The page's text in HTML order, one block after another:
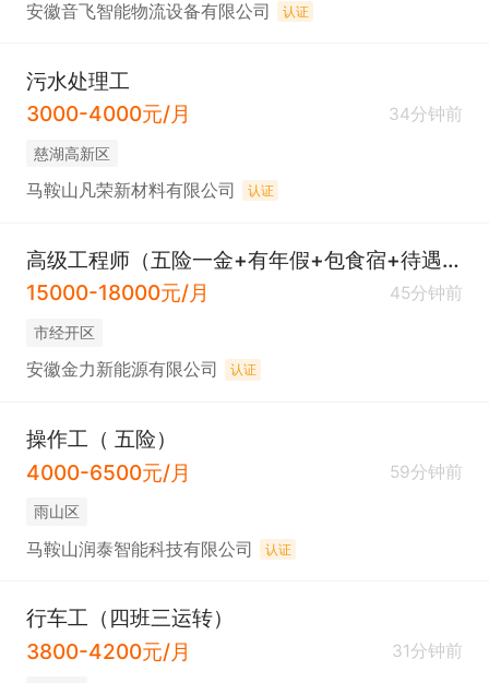
安徽音飞智能物流设备有限公司 认证
污水处理工
3000-4000元/月
34分钟前
慈湖高新区
马鞍山凡荣新材料有限公司 认证
高级工程师（五险一金+有年假+包食宿+待遇好）
15000-18000元/月
45分钟前
市经开区
安徽金力新能源有限公司 认证
操作工（ 五险）
4000-6500元/月
59分钟前
雨山区
马鞍山润泰智能科技有限公司 认证
行车工（四班三运转）
3800-4200元/月
31分钟前